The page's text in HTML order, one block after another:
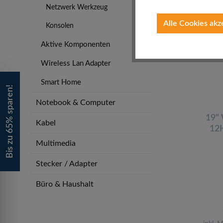
Netzwerk Werkzeug
Konsolen
Aktive Komponenten
Wireless Lan Adapter
Smart Home
Notebook & Computer
Kabel
Multimedia
Stecker / Adapter
Büro & Haushalt
Nicht
19"
Bis zu 65% sparen!
Alle Cookies